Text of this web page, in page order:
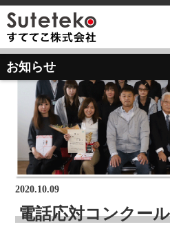
お知らせ
2020.10.09
電話応対コンクー